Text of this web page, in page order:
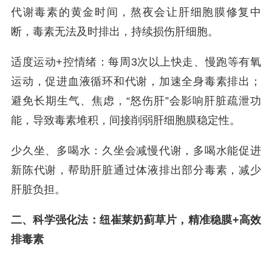
代谢毒素的黄金时间，熬夜会让肝细胞膜修复中
断，毒素无法及时排出，持续损伤肝细胞。
适度运动+控情绪：每周3次以上快走、慢跑等有氧
运动，促进血液循环和代谢，加速全身毒素排出；
避免长期生气、焦虑，“怒伤肝”会影响肝脏疏泄功
能，导致毒素堆积，间接削弱肝细胞膜稳定性。
少久坐、多喝水：久坐会减慢代谢，多喝水能促进
新陈代谢，帮助肝脏通过体液排出部分毒素，减少
肝脏负担。
二、科学强化法：纽崔莱奶蓟草片，精准稳膜+高效
排毒素